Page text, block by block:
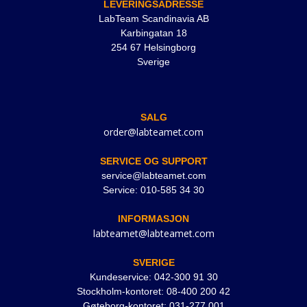
LEVERINGSADRESSE
LabTeam Scandinavia AB
Karbingatan 18
254 67 Helsingborg
Sverige
SALG
order@labteamet.com
SERVICE OG SUPPORT
service@labteamet.com
Service: 010-585 34 30
INFORMASJON
labteamet@labteamet.com
SVERIGE
Kundeservice: 042-300 91 30
Stockholm-kontoret: 08-400 200 42